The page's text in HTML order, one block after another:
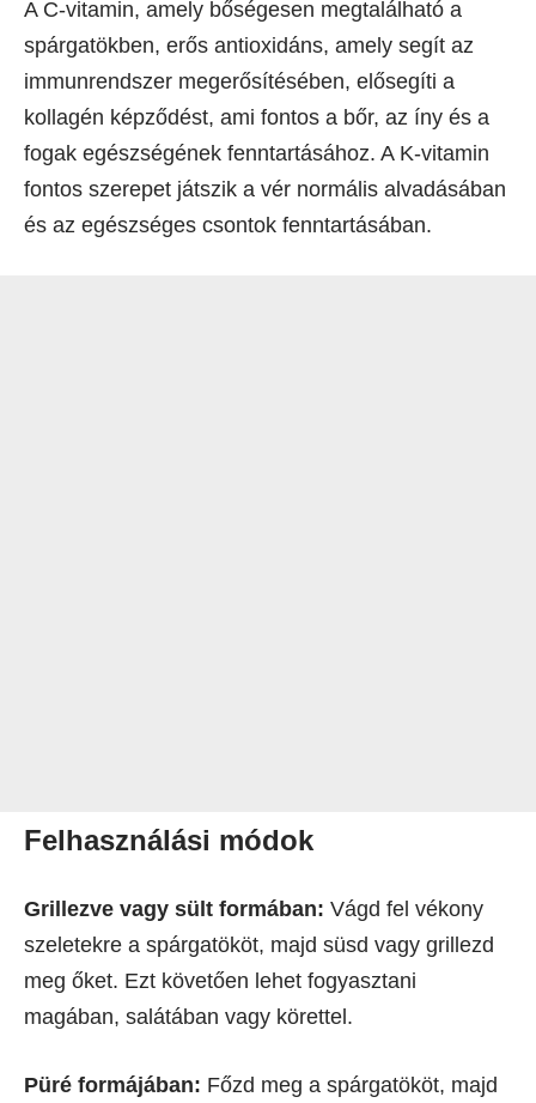
A C-vitamin, amely bőségesen megtalálható a
spárgatökben, erős antioxidáns, amely segít az
immunrendszer megerősítésében, elősegíti a
kollagén képződést, ami fontos a bőr, az íny és a
fogak egészségének fenntartásához. A K-vitamin
fontos szerepet játszik a vér normális alvadásában
és az egészséges csontok fenntartásában.
Felhasználási módok
Grillezve vagy sült formában: Vágd fel vékony
szeletekre a spárgatököt, majd süsd vagy grillezd
meg őket. Ezt követően lehet fogyasztani
magában, salátában vagy körettel.
Püré formájában: Főzd meg a spárgatököt, majd